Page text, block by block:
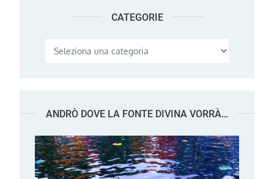
CATEGORIE
Categorie
ANDRÒ DOVE LA FONTE DIVINA VORRÀ…